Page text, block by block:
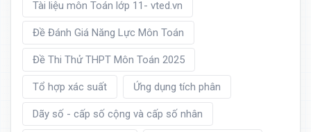
Tài liệu môn Toán lớp 11- vted.vn
Đề Đánh Giá Năng Lực Môn Toán
Đề Thi Thử THPT Môn Toán 2025
Tổ hợp xác suất Ứng dụng tích phân
Dãy số - cấp số cộng và cấp số nhân